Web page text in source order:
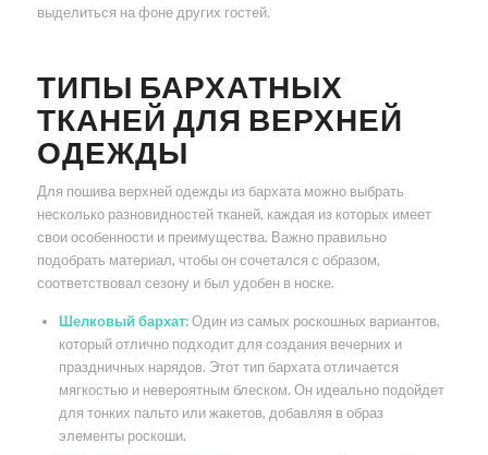
выделиться на фоне других гостей.
ТИПЫ БАРХАТНЫХ
ТКАНЕЙ ДЛЯ ВЕРХНЕЙ
ОДЕЖДЫ
Для пошива верхней одежды из бархата можно выбрать
несколько разновидностей тканей, каждая из которых имеет
свои особенности и преимущества. Важно правильно
подобрать материал, чтобы он сочетался с образом,
соответствовал сезону и был удобен в носке.
Шелковый бархат:Один из самых роскошных вариантов,
который отлично подходит для создания вечерних и
праздничных нарядов. Этот тип бархата отличается
мягкостью и невероятным блеском. Он идеально подойдет
для тонких пальто или жакетов, добавляя в образ
элементы роскоши.